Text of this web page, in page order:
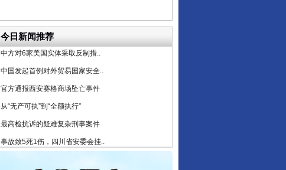
今日新闻推荐
四川省公安厅征集新型黑恶违法..
中方对6家美国实体采取反制措..
中国发起首例对外贸易国家安全..
官方通报西安赛格商场坠亡事件
从“无产可执”到“全额执行”
最高检抗诉的疑难复杂刑事案件
事故致5死1伤，四川省安委会挂..
近期涉私家车群死群伤事故多发..